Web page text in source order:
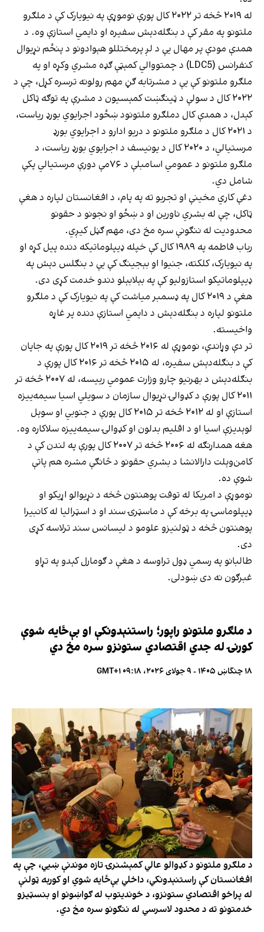
له ۲۰۱۹ څخه تر ۲۰۲۲ کال پورې نوموړې په نیویارک کې د ملګرو
ملتونو په مقر کې د بنګله‌دېش سفیره او دایمي استازې وه. د
همدې مودې پر مهال یې د لږ پرمختللو هېوادونو د پنځم نړیوال
کنفرانس (LDC5) د چمتووالي کمېټې ګډه مشري وکړه او په
ملګرو ملتونو کې یې د مشرتابه ګڼ مهم رولونه ترسره کړل، چې د
۲۰۲۲ کال د سولې د ټینګښت کمېسیون د مشرې په توګه ټاکل
کېدل، د همدې کال دملګرو ملتونود ښځود اجرایوي بورډ ریاست،
د ۲۰۲۱ کال د ملګرو ملتونو د دریو ادارو د اجرایوي بورډ
مرستیالي، د ۲۰۲۰ کال د یونیسف د اجرایوي بورډ ریاست، د
ملګرو ملتونو د عمومي اسامبلې د ۷۶مې دورې مرستیالي پکې
شامل دي.
دغې کاري مخینې او تجربو ته په پام، د افغانستان لپاره د هغې
ټاکل، چې له بشري ناورین او د ښځو او نجونو د حقونو
محدودیت له ننګونې سره مخ دی، مهم ګڼل کیږي.
رباب فاطمه په ۱۹۸۹ کال کې خپله ډیپلوماتیکه دنده پیل کړه او
په نیویارک، کلکته، جنیوا او بېجینګ کې یې د بنګلس دېش په
ډیپلوماتیکو استازولیو کې په بېلابېلو دندو خدمت کړی دی.
هغې د ۲۰۱۹ کال په ډسمبر میاشت کې په نیویارک کې د ملګرو
ملتونو لپاره د بنګله‌دېش د دایمي استازې دنده پر غاړه
واخیسته.
تر دې وړاندې، نوموړې له ۲۰۱۶ څخه تر ۲۰۱۹ کال پورې په جاپان
کې د بنګله‌دېش سفیره، له ۲۰۱۵ څخه تر ۲۰۱۶ کال پورې د
بنګله‌دېش د بهرنیو چارو وزارت عمومي رییسه، له ۲۰۰۷ څخه تر
۲۰۱۱ کال پورې د کډوالۍ نړیوال سازمان د سویلي اسیا سیمه‌ییزه
استازې او له ۲۰۱۲ څخه تر ۲۰۱۵ کال پورې د جنوبي او سوېل
لوېدیزې اسیا او د اقلیم بدلون او کډوالۍ سیمه‌ییزه سلاکاره وه.
هغه همدارنګه له ۲۰۰۶ څخه تر ۲۰۰۷ کال پورې په لندن کې د
کامن‌وېلت دارالانشا د بشري حقونو د څانګې مشره هم پاتې
شوې ده.
نوموړې د امریکا له توفت پوهنتون څخه د نړیوالو اړیکو او
ډیپلوماسۍ په برخه کې د ماسټرۍ سند او د اسټرالیا له کانبیرا
پوهنتون څخه د ټولنیزو علومو د لیسانس سند ترلاسه کړی
دی.
طالبانو په رسمي ډول تراوسه د هغې د ګومارل کېدو په تړاو
غبرګون نه دی ښودلی.
د ملګرو ملتونو راپور؛ راستنېدونکې او بې‌ځایه شوې
کورنۍ له جدي اقتصادي ستونزو سره مخ دي
۱۸ چنگاښ ۱۴۰۵ - ۹ جولای ۲۰۲۶، ۰۹:۱۸ GMT+۱
د ملګرو ملتونو د کډوالو عالي کمېشنرۍ تازه موندنې ښيي، چې په
افغانستان کې راستنېدونکي، داخلي بې‌ځایه شوي او کوربه ټولنې
له پراخو اقتصادي ستونزو، د خوندیتوب له ګواښونو او بنسټیزو
خدمتونو ته د محدود لاسرسي له ننګونو سره مخ دي.